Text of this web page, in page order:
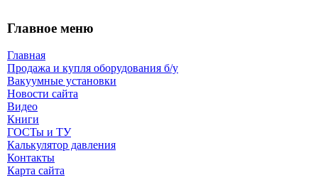
Главное меню
Главная
Продажа и купля оборудования б/y
Вакуумные установки
Новости сайта
Видео
Книги
ГОСТы и ТУ
Калькулятор давления
Контакты
Карта сaйта